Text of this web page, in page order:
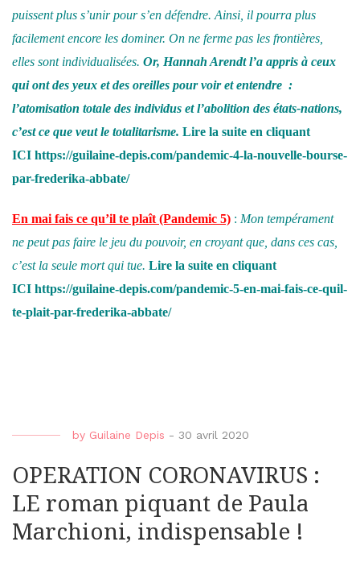
puissent plus s’unir pour s’en défendre. Ainsi, il pourra plus
facilement encore les dominer. On ne ferme pas les frontières,
elles sont individualisées. Or, Hannah Arendt l’a appris à ceux
qui ont des yeux et des oreilles pour voir et entendre :
l’atomisation totale des individus et l’abolition des états-nations,
c’est ce que veut le totalitarisme. Lire la suite en cliquant
ICI https://guilaine-depis.com/pandemic-4-la-nouvelle-bourse-
par-frederika-abbate/
En mai fais ce qu’il te plaît (Pandemic 5) : Mon tempérament
ne peut pas faire le jeu du pouvoir, en croyant que, dans ces cas,
c’est la seule mort qui tue. Lire la suite en cliquant
ICI https://guilaine-depis.com/pandemic-5-en-mai-fais-ce-quil-
te-plait-par-frederika-abbate/
by Guilaine Depis - 30 avril 2020
OPERATION CORONAVIRUS :
LE roman piquant de Paula
Marchioni, indispensable !